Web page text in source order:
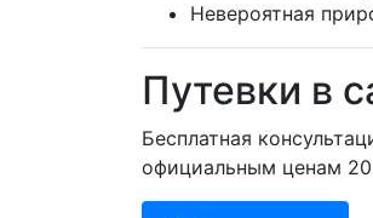
Невероятная
Путевки в
Бесплатная
официальным ценам